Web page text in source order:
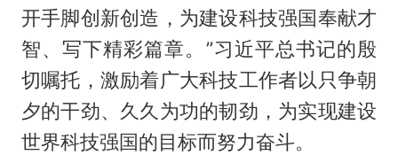
开手脚创新创造，为建设科技强国奉献才
智、写下精彩篇章。”习近平总书记的殷
切嘱托，激励着广大科技工作者以只争朝
夕的干劲、久久为功的韧劲，为实现建设
世界科技强国的目标而努力奋斗。